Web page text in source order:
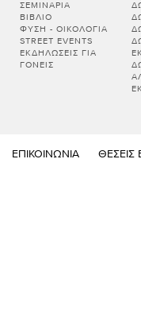
ΣΕΜΙΝΑΡΙΑ
ΒΙΒΛΊΟ
ΦΎΣΗ - ΟΙΚΟΛΟΓΊΑ
STREET EVENTS
ΕΚΔΗΛΏΣΕΙΣ ΓΙΑ
ΓΟΝΕΊΣ
ΕΠΙΚΟΙΝΩΝΊΑ ΘΈΣΕΙΣ